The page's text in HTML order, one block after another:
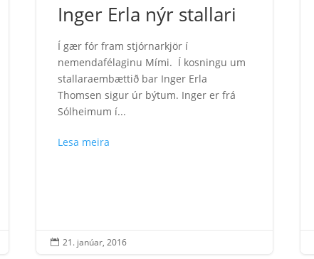
Inger Erla nýr stallari
Í gær fór fram stjórnarkjör í
nemendafélaginu Mími. Í kosningu um
stallaraembættið bar Inger Erla
Thomsen sigur úr býtum. Inger er frá
Sólheimum í...
Lesa meira
 21. janúar, 2016